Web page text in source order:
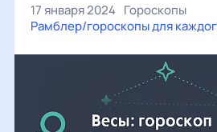
17 января 2024 Гороскопы
Рамблер/гороскопы для